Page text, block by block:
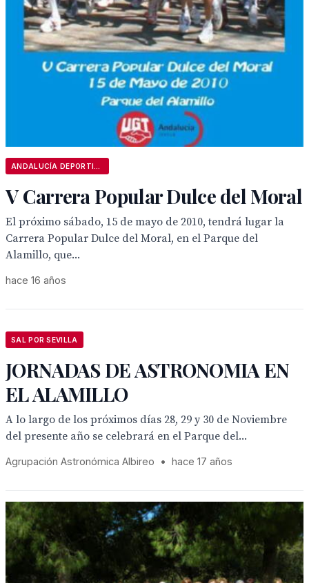
V Carrera Popular Dulce del Moral
El próximo sábado, 15 de mayo de 2010, tendrá lugar la
Carrera Popular Dulce del Moral, en el Parque del
Alamillo, que...
hace 16 años
SAL POR SEVILLA
JORNADAS DE ASTRONOMIA EN
EL ALAMILLO
A lo largo de los próximos días 28, 29 y 30 de Noviembre
del presente año se celebrará en el Parque del...
Agrupación Astronómica Albireo • hace 17 años